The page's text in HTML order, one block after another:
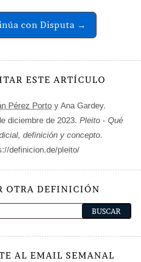
con Disputa →
ESTE ARTÍCULO
Pérez Porto y Ana Gardey.
diciembre de 2023. Pleito - Qué
definición y concepto.
definicion.de/pleito/
OTRA DEFINICIÓN
AL EMAIL SEMANAL